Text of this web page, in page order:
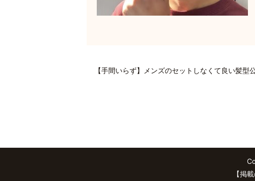
【手間いらず】メンズのセットしなくて良い髪型
【掲